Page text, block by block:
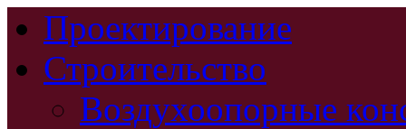
Проектирование
Строительство
Воздухоопорные